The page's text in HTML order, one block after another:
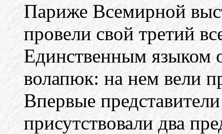
Париже Всемирной
провели свой третий
Единственным языком
волапюк: на нем вели
Впервые
присутствовали два